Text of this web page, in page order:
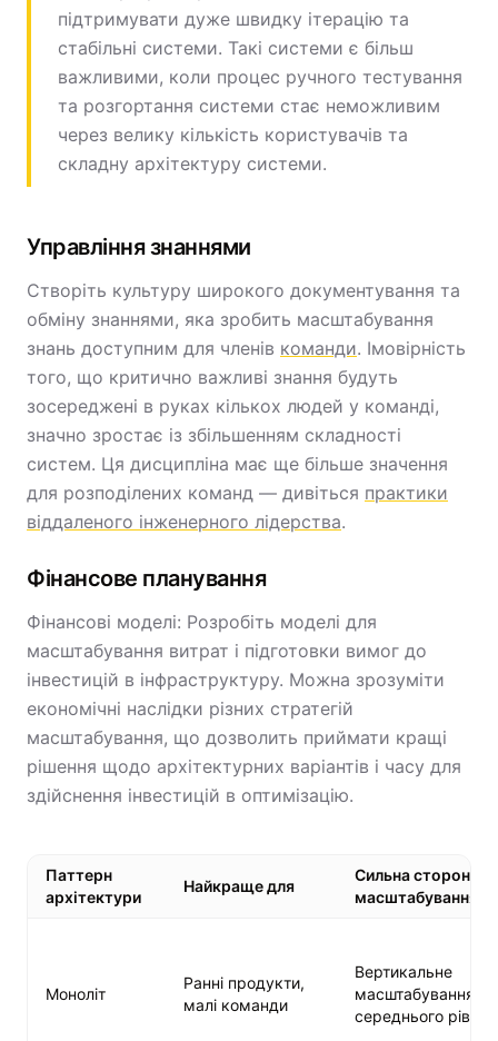
підтримувати дуже швидку ітерацію та
стабільні системи. Такі системи є більш
важливими, коли процес ручного тестування
та розгортання системи стає неможливим
через велику кількість користувачів та
складну архітектуру системи.
Управління знаннями
Створіть культуру широкого документування та
обміну знаннями, яка зробить масштабування
знань доступним для членів команди. Імовірність
того, що критично важливі знання будуть
зосереджені в руках кількох людей у команді,
значно зростає із збільшенням складності
систем. Ця дисципліна має ще більше значення
для розподілених команд — дивіться практики
віддаленого інженерного лідерства.
Фінансове планування
Фінансові моделі: Розробіть моделі для
масштабування витрат і підготовки вимог до
інвестицій в інфраструктуру. Можна зрозуміти
економічні наслідки різних стратегій
масштабування, що дозволить приймати кращі
рішення щодо архітектурних варіантів і часу для
здійснення інвестицій в оптимізацію.
Паттерн
архітектури
Найкраще для
Сильна сторона
масштабування
Моноліт
Ранні продукти,
малі команди
Вертикальне
масштабування до
середнього рівня